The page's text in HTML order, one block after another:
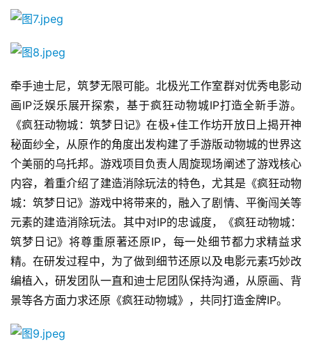
休
游
2
0
2
5
第
十
三
届
金
茶
奖
7
牵手迪士尼，筑梦无限可能。北极光工作室群对优秀电影动
画IP泛娱乐展开探索，基于疯狂动物城IP打造全新手游。
《疯狂动物城：筑梦日记》在极+佳工作坊开放日上揭开神
秘面纱全，从原作的角度出发构建了手游版动物城的世界这
个美丽的乌托邦。游戏项目负责人周旋现场阐述了游戏核心
内容，着重介绍了建造消除玩法的特色，尤其是《疯狂动物
城：筑梦日记》游戏中将带来的，融入了剧情、平衡闯关等
元素的建造消除玩法。其中对IP的忠诚度，《疯狂动物城：
筑梦日记》将尊重原著还原IP，每一处细节都力求精益求
精。在研发过程中，为了做到细节还原以及电影元素巧妙改
编植入，研发团队一直和迪士尼团队保持沟通，从原画、背
景等各方面力求还原《疯狂动物城》，共同打造金牌IP。